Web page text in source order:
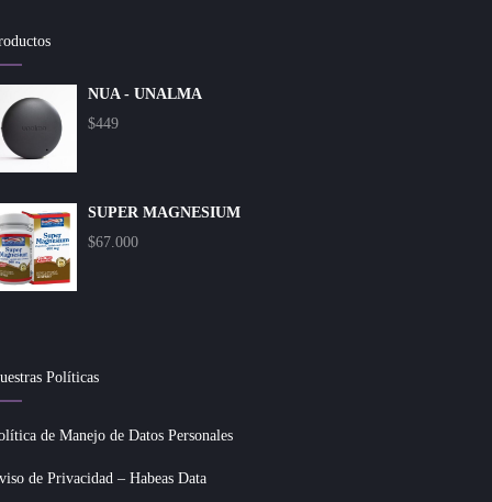
NUA - UNALMA
$449
SUPER MAGNESIUM
$67.000
Políticas
de Manejo de Datos Personales
de Privacidad – Habeas Data